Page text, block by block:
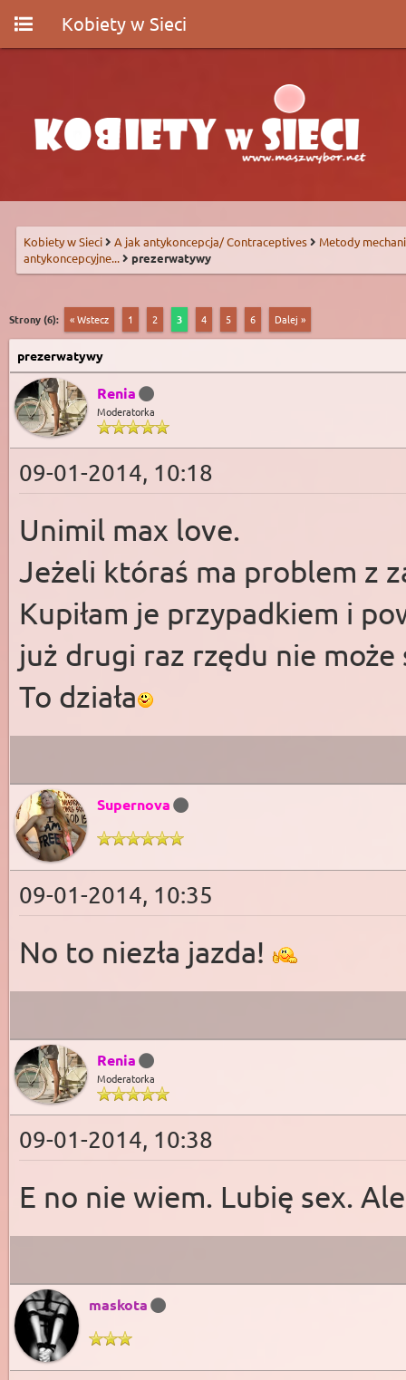
Kobiety w Sieci
Kobiety w Sieci A jak antykoncepcja/ Contraceptives
Metody
antykoncepcyjne...
prezerwatywy
Strony (6): « Wstecz 1 2 3 4 5 6 Dalej »
prezerwatywy
Renia
Moderatorka
09-01-2014, 10:18
Unimil max love.
Jeżeli któraś ma problem z
Kupiłam je przypadkiem i
już drugi raz rzędu nie może
To działa
Supernova
09-01-2014, 10:35
No to niezła jazda!
Renia
Moderatorka
09-01-2014, 10:38
E no nie wiem. Lubię sex.
maskota